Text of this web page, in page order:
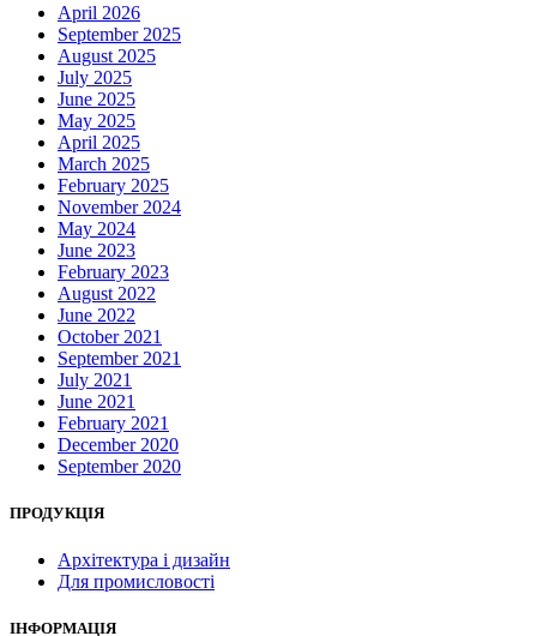
April 2026
September 2025
August 2025
July 2025
June 2025
May 2025
April 2025
March 2025
February 2025
November 2024
May 2024
June 2023
February 2023
August 2022
June 2022
October 2021
September 2021
July 2021
June 2021
February 2021
December 2020
September 2020
ПРОДУКЦІЯ
Архітектура і дизайн
Для промисловості
ІНФОРМАЦІЯ